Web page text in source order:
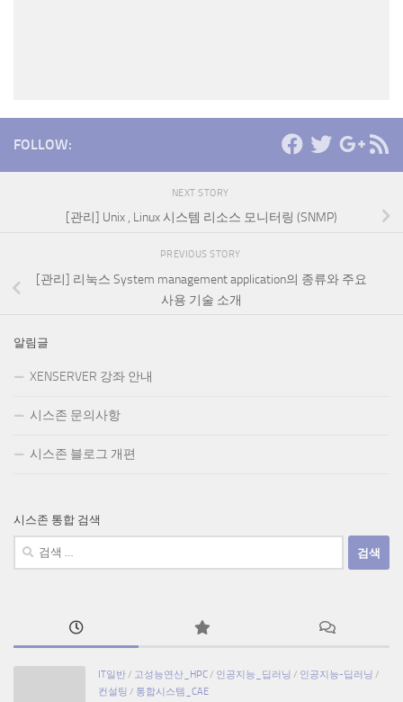
FOLLOW:
NEXT STORY
[관리] Unix , Linux 시스템 리소스 모니터링 (SNMP)
PREVIOUS STORY
[관리] 리눅스 System management application의 종류와 주요
사용 기술 소개
알림글
XENSERVER 강좌 안내
시스존 문의사항
시스존 블로그 개편
시스존 통합 검색
검
IT일반/ 고성능연산_HPC/ 인공지능_딥러닝 / 인공지능-딥러닝 /
컨설팅 / 통합시스템_CAE